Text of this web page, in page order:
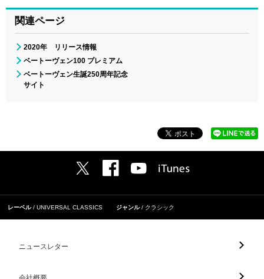
関連ページ
2020年 リリース情報
ベートーヴェン100 プレミアム
ベートーヴェン生誕250周年記念
サイト
レーベル UNIVERSAL CLASSICS ジャンル クラシック
ニュースレター